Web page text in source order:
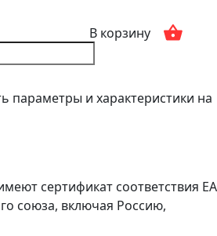
В корзину
параметры и характеристики на
сертификат соответствия
союза, включая Россию,